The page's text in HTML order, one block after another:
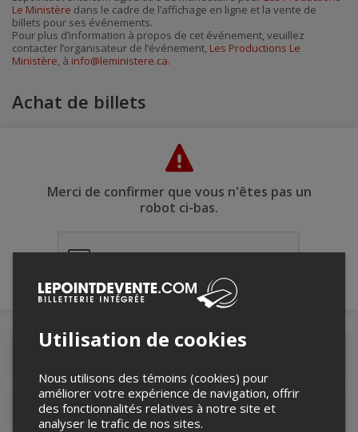
Le Ministère dans le cadre de l’affichage en ligne et la vente de
billets pour ses événements.
Pour plus d’information à propos de cet événement, veuillez
contacter l’organisateur de l’événement, Les Productions Le
Ministère, à info@leministere.ca.
Achat de billets
Merci de confirmer que vous n'êtes pas un
robot ci-bas.
Accès au site de l'événement
Utilisation de cookies
Nous utilisons des témoins (cookies) pour
améliorer votre expérience de navigation, offrir
des fonctionnalités relatives à notre site et
analyser le trafic de nos sites.